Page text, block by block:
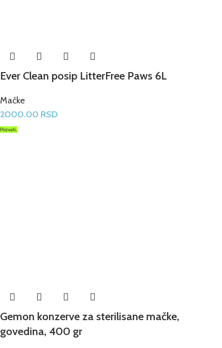
Ever Clean posip LitterFree Paws 6L
Mačke
2000.00 RSD
Pozvati...
Gemon konzerve za sterilisane mačke,
govedina, 400 gr